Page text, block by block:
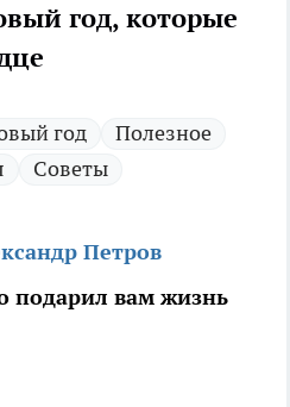
год, которые
год
Полезное
Советы
Петров
подарил вам жизнь